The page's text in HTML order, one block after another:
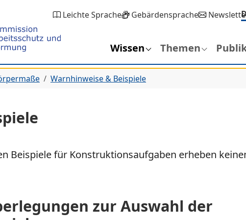
Leichte Sprache Gebärdensprache
Wissen Themen
Warnhinweise & Beispiele
Beispiele für Konstruktionsaufgaben erheben
zur Auswahl der